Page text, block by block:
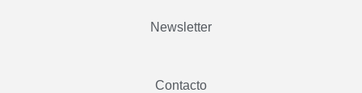
Newsletter
Contacto